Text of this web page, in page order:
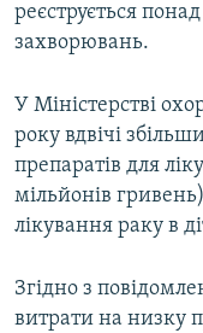
реєструється
захворювань.
У Міністерстві
року вдвічі
препаратів для
мільйонів
лікування раку в
Згідно з
витрати на низку